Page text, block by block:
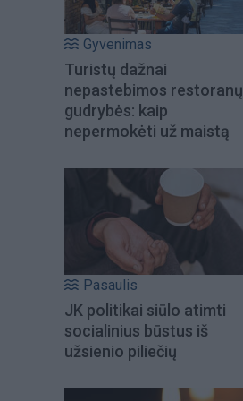
Gyvenimas
Turistų dažnai
nepastebimos restoranų
gudrybės: kaip
nepermokėti už maistą
Pasaulis
JK politikai siūlo atimti
socialinius būstus iš
užsienio piliečių